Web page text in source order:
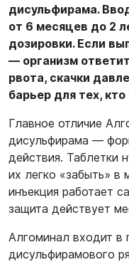
дисульфирама.
от 6 месяцев до 2
дозировки. Если
— организм
рвота, скачки
барьер для тех,
Главное отличие
дисульфирама —
действия. Таблетки
их легко «забыть» в
инъекция работает
защита действует
Алгоминал входит в
дисульфирамового